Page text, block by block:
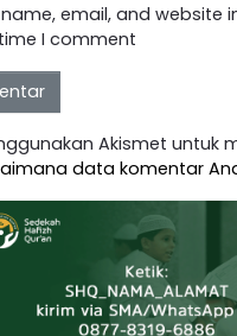
email, and website
I comment
Akismet untuk
data komentar